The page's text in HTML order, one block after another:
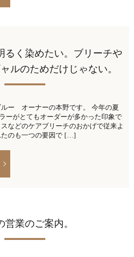
るく染めたい。ブリーチや
ルのためだけじゃない。
ー オーナーの本野です。 今年の夏
ーがとてもオーダーが多かった印象で
などのケアブリーチのおかげで従来よ
たのも一つの要因で […]
営業のご案内。